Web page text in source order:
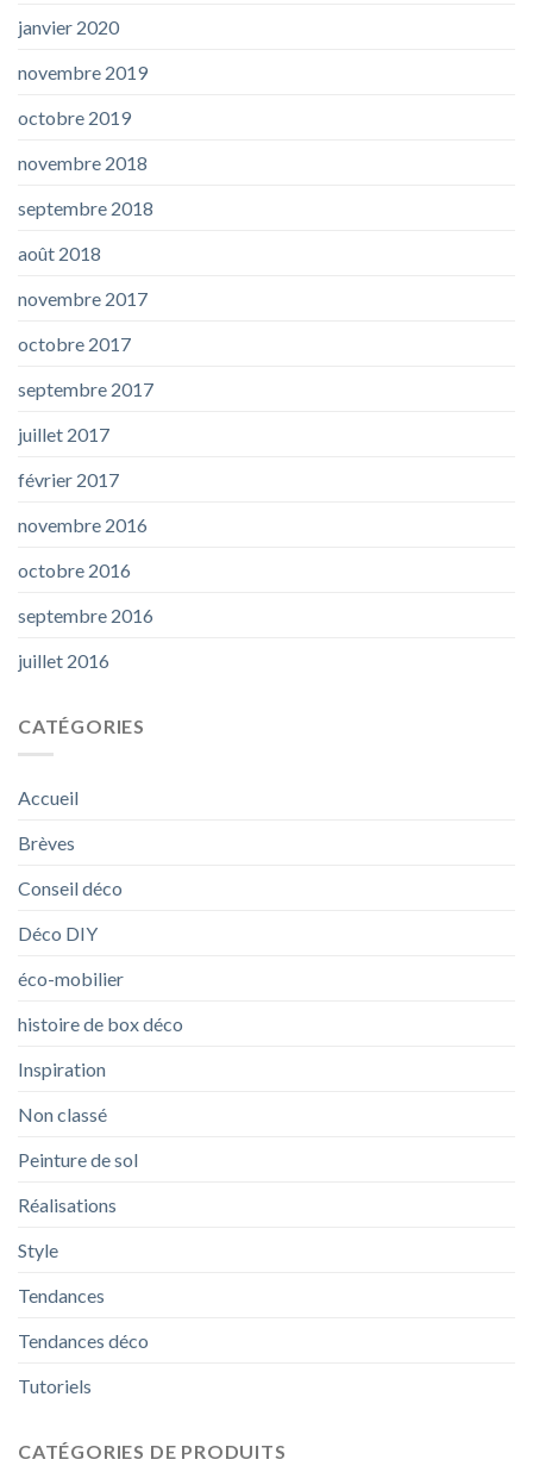
janvier 2020
novembre 2019
octobre 2019
novembre 2018
septembre 2018
août 2018
novembre 2017
octobre 2017
septembre 2017
juillet 2017
février 2017
novembre 2016
octobre 2016
septembre 2016
juillet 2016
CATÉGORIES
Accueil
Brèves
Conseil déco
Déco DIY
éco-mobilier
histoire de box déco
Inspiration
Non classé
Peinture de sol
Réalisations
Style
Tendances
Tendances déco
Tutoriels
CATÉGORIES DE PRODUITS